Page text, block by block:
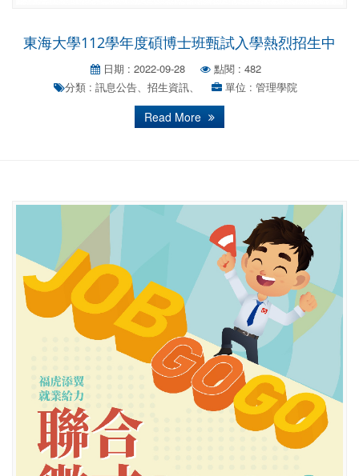
東海大學112學年度碩博士班甄試入學熱烈招生中
日期 : 2022-09-28
點閱 : 482
分類 : 訊息公告、招生資訊、
單位 : 管理學院
Read More